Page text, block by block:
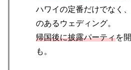
ハワイの定番だけでなく
のあるウェディング。
帰国後に披露パーティを
も。